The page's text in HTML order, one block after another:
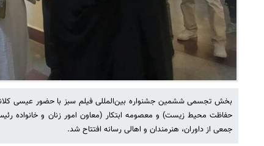
بخش تجسمی ششمین جشنواره بین‌المللی فیلم سبز با حضور عیسی
حفاظت محیط زیست) و معصومه ابتکار (معاون امور زنان و خانواده
جمعی از داوران، هنرمندان و اهالی رسانه افتتاح شد.